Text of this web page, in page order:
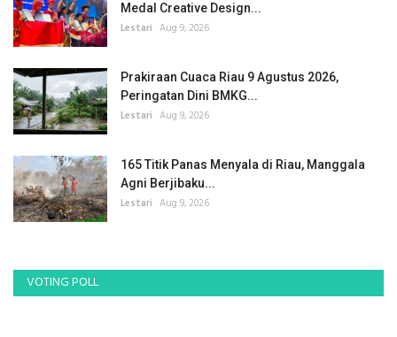
Medal Creative Design...
Lestari Aug 9, 2026
Prakiraan Cuaca Riau 9 Agustus 2026,
Peringatan Dini BMKG...
Lestari Aug 9, 2026
165 Titik Panas Menyala di Riau, Manggala
Agni Berjibaku...
Lestari Aug 9, 2026
VOTING POLL